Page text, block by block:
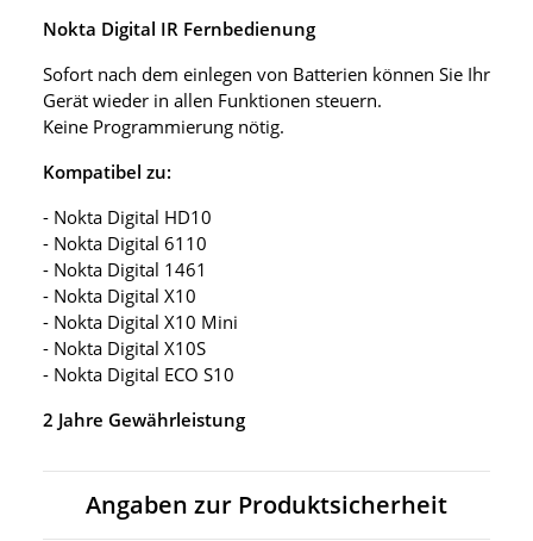
Nokta Digital IR Fernbedienung
Sofort nach dem einlegen von Batterien können Sie Ihr
Gerät wieder in allen Funktionen steuern.
Keine Programmierung nötig.
Kompatibel zu:
- Nokta Digital HD10
- Nokta Digital 6110
- Nokta Digital 1461
- Nokta Digital X10
- Nokta Digital X10 Mini
- Nokta Digital X10S
- Nokta Digital ECO S10
2 Jahre Gewährleistung
Angaben zur Produktsicherheit